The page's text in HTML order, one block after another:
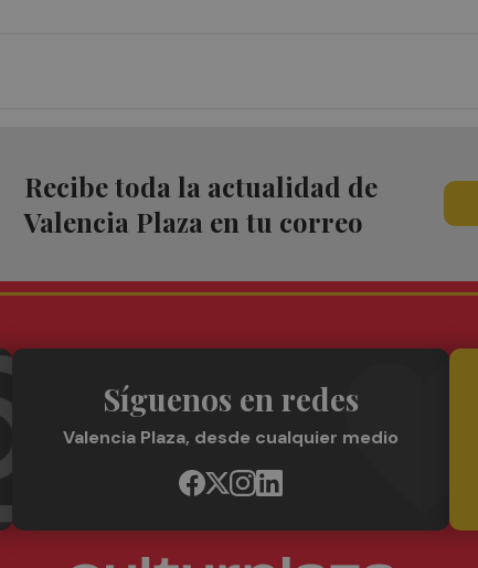
Recibe toda la actualidad de
Valencia Plaza en tu correo
Síguenos en redes
Valencia Plaza, desde cualquier medio